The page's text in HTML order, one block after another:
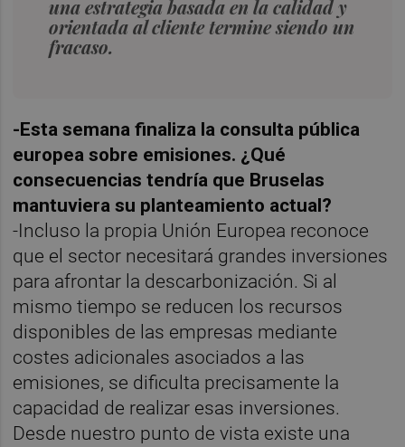
una estrategia basada en la calidad y
orientada al cliente termine siendo un
fracaso.
-Esta semana finaliza la consulta pública
europea sobre emisiones. ¿Qué
consecuencias tendría que Bruselas
mantuviera su planteamiento actual?
-Incluso la propia Unión Europea reconoce
que el sector necesitará grandes inversiones
para afrontar la descarbonización. Si al
mismo tiempo se reducen los recursos
disponibles de las empresas mediante
costes adicionales asociados a las
emisiones, se dificulta precisamente la
capacidad de realizar esas inversiones.
Desde nuestro punto de vista existe una